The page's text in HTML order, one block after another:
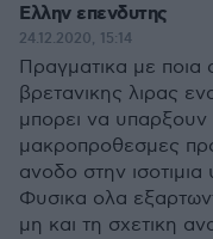
Ελλην επενδυτης
24.12.2020, 15:14
Πραγματικα με ποια
βρετανικης λιρας
μπορει να υπαρξουν
μακροπροθεσμες
ανοδο στην
Φυσικα ολα
μη και τη σχετικη